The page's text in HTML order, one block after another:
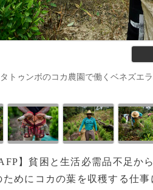
トゥンボのコカ農園で働くベネズエ
】貧困と生活必需品不足
ためにコカの葉を収穫する仕